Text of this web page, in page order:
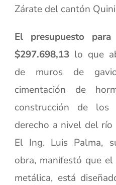
Zárate del cantón
El presupuesto
$297.698,13 lo que
de muros de
cimentación de
construcción de los
derecho a nivel del
El Ing. Luis Palma,
obra, manifestó que
metálica, está